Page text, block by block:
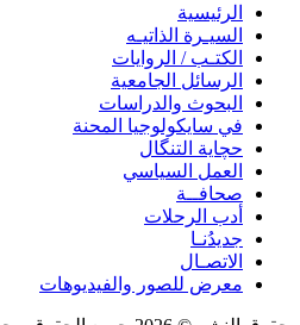
الرئيسية
السيـرة الذاتيـه
الكتـب / الروايات
الرسائل الجامعية
البحوث والدراسات
في سايكولوجيا المحنة
حچاية التنگال
العمل السياسي
صحافــة
أدب الرحلات
جديدُنـا
الاتصـال
معرض للصور والفيديوهات